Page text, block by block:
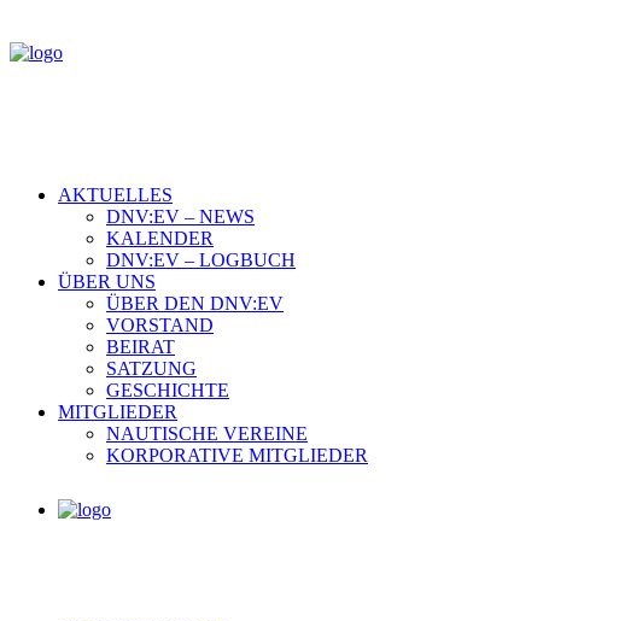
AKTUELLES
DNV:EV – NEWS
KALENDER
DNV:EV – LOGBUCH
ÜBER UNS
ÜBER DEN DNV:EV
VORSTAND
BEIRAT
SATZUNG
GESCHICHTE
MITGLIEDER
NAUTISCHE VEREINE
KORPORATIVE MITGLIEDER